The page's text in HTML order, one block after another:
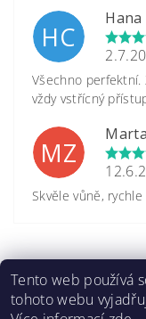
HC
Všechno perfektní.
vždy vstřícný
MZ
Skvěle vůně,
Tento web používá
tohoto webu